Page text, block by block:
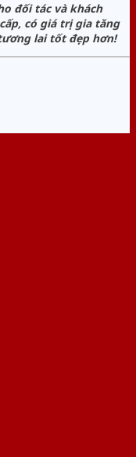
đối tác và khách
có giá trị gia tăng
lai tốt đẹp hơn!